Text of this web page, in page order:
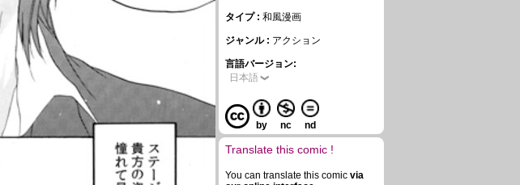
タイプ : 和風漫画
ジャンル : アクション
言語バージョン:
日本語
by nc nd
Translate this comic !
You can translate this comic via